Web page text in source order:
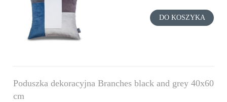
DO KOSZYKA
Poduszka dekoracyjna Branches black and grey 40x60
cm